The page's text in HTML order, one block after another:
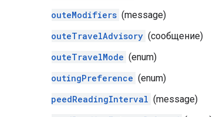
RouteModifiers (message)
RouteTravelAdvisory (сообщение)
RouteTravelMode (enum)
RoutingPreference (enum)
SpeedReadingInterval (message)